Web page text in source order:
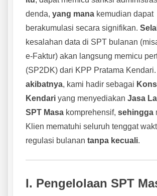
denda, yang mana kemudian dapat
berakumulasi secara signifikan.
kesalahan data di SPT bulanan
e-Faktur) akan langsung memicu
(SP2DK) dari KPP Pratama Kendari.
akibatnya, kami hadir sebagai
Kendari yang menyediakan Jasa
SPT Masa komprehensif, sehingga
Klien mematuhi seluruh tenggat
regulasi bulanan tanpa kecuali.
I. Pengelolaan SPT